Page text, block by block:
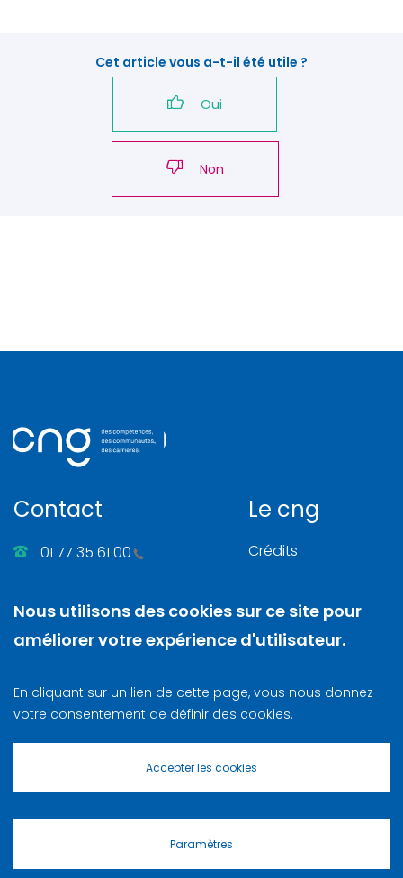
Cet article vous a-t-il été utile ?
Oui
Non
Contact
01 77 35 61 00
86, rue Henri Farman
92130 Issy-les-Moulineaux
N. SIRET: 130 003 742 00025
Le cng
Crédits
Mentions légales
Nous contacter
Lettre d‘information
Nous utilisons des cookies sur ce site pour
améliorer votre expérience d'utilisateur.
En cliquant sur un lien de cette page, vous nous donnez
votre consentement de définir des cookies.
Accepter les cookies
Masquer
Paramètres